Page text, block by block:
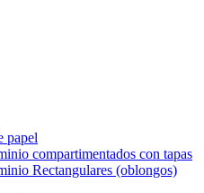
papel
compartimentados con tapas
Rectangulares (oblongos)